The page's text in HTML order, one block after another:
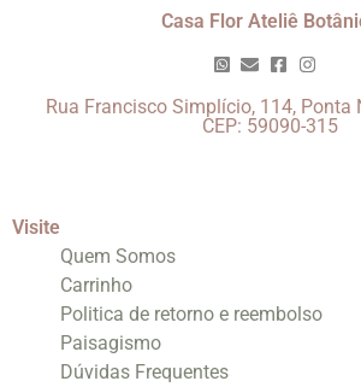
Casa Flor Ateliê
Rua Francisco Simplício, 114, Ponta
CEP: 59090-315
Visite
Quem Somos
Carrinho
Politica de retorno e reembolso
Paisagismo
Dúvidas Frequentes